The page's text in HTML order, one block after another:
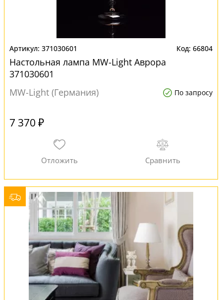
371030601 66804
Настольная лампа MW-Light Аврора
371030601
MW-Light (Германия)
По запросу
7 370 ₽